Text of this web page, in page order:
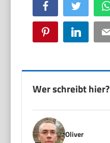
Facebook Twitter
Pinterest LinkedIn
Wer schreibt hier?
Oliver